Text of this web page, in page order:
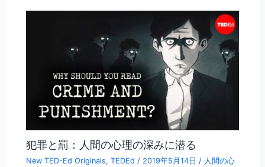
犯罪と罰：人間の心理の深みに潜る
New TED-Ed Originals,TEDEd / 2019年5月14日 / 人間の心